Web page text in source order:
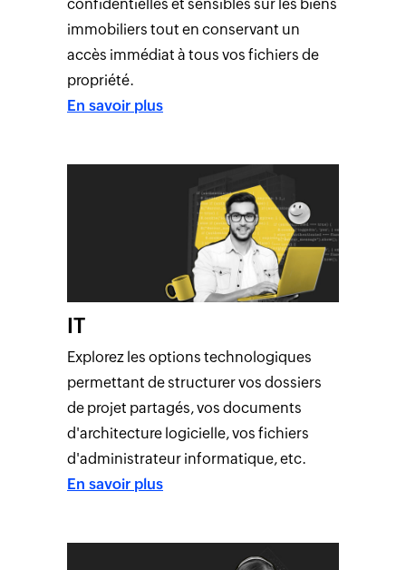
confidentielles et sensibles sur les biens
immobiliers tout en conservant un
accès immédiat à tous vos fichiers de
propriété.
En savoir plus
IT
Explorez les options technologiques
permettant de structurer vos dossiers
de projet partagés, vos documents
d'architecture logicielle, vos fichiers
d'administrateur informatique, etc.
En savoir plus